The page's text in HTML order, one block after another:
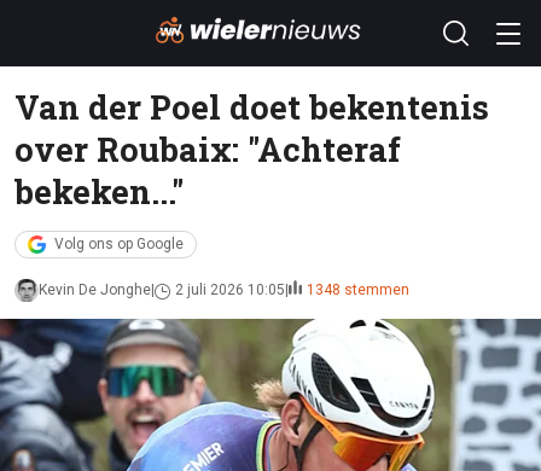
Van der Poel doet bekentenis
over Roubaix: "Achteraf
bekeken..."
Volg ons op Google
Kevin De Jonghe 2 juli 2026 10:05 1348 stemmen